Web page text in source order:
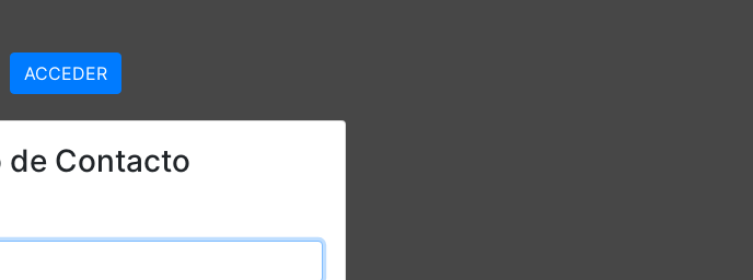
ACCEDER
de Contacto